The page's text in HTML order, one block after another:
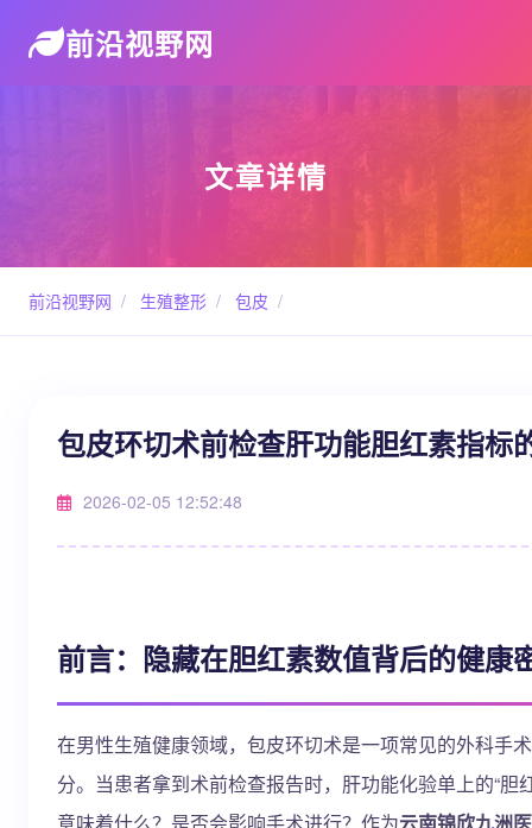
前沿视野网
文章详情
前沿视野网 / 生殖整形 / 包皮 /
包皮环切术前检查肝功能胆红素指标
2026-02-05 12:52:48
前言：隐藏在胆红素数值背后的健康
在男性生殖健康领域，包皮环切术是一项常见的外科手
分。当患者拿到术前检查报告时，肝功能化验单上的“胆